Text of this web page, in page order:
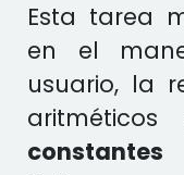
Esta tarea
en el
usuario, la